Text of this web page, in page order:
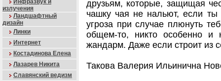
Инфразвук и
излучения
Ландшафтный
дизайн
Линки
Интернет
Костадинова Елена
Лазарев Никита
Славянский ведизм
друзьям, которые, защищая
чашку чая не нальют, если
угроза при случае плюнуть
общем-то, никто особенно и
жандарм. Даже если строит из
Такова Валерия Ильинична